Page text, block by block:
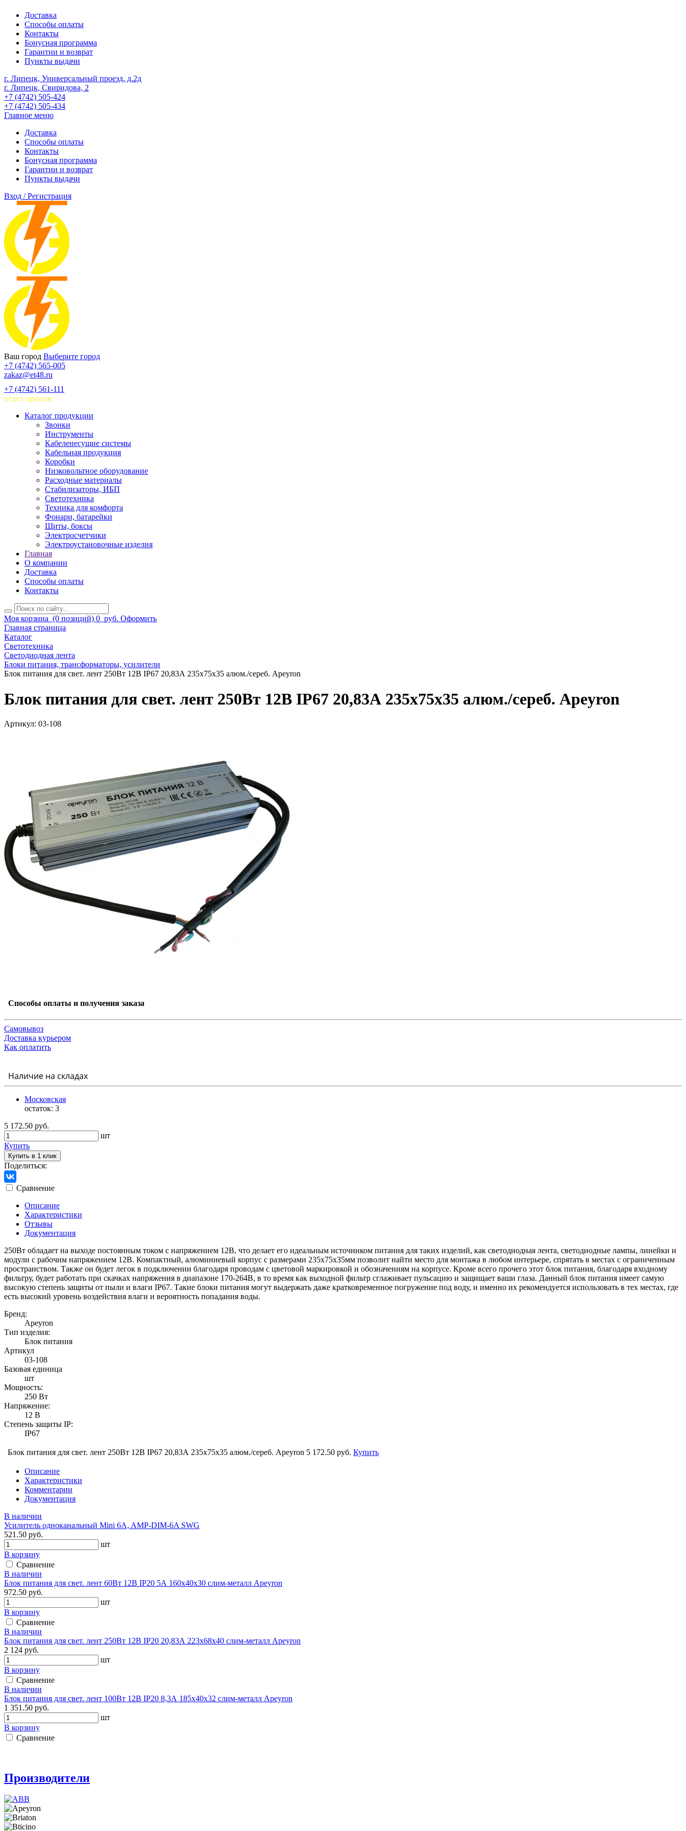
Доставка
Способы оплаты
Контакты
Бонусная программа
Гарантии и возврат
Пункты выдачи
г. Липецк, Универсальный проезд, д.2д
г. Липецк, Свиридова, 2
+7 (4742) 505-424
+7 (4742) 505-434
Главное меню
Доставка
Способы оплаты
Контакты
Бонусная программа
Гарантии и возврат
Пункты выдачи
Вход / Регистрация
Ваш город Выберите город
+7 (4742) 565-005
zakaz@et48.ru
+7 (4742) 561-111
отдел продаж
Каталог продукции
Звонки
Инструменты
Кабеленесущие системы
Кабельная продукция
Коробки
Низковольтное оборудование
Расходные материалы
Стабилизаторы, ИБП
Светотехника
Техника для комфорта
Фонари, батарейки
Щиты, боксы
Электросчетчики
Электроустановочные изделия
Главная
О компании
Доставка
Способы оплаты
Контакты
Моя корзина (0 позиций) 0 руб. Оформить
Главная страница
Каталог
Светотехника
Светодиодная лента
Блоки питания, трансформаторы, усилители
Блок питания для свет. лент 250Вт 12В IP67 20,83А 235х75х35 алюм./сереб. Apeyron
Блок питания для свет. лент 250Вт 12В IP67 20,83А 235х75х35 алюм./сереб. Apeyron
Артикул: 03-108
Способы оплаты и получения заказа
Самовывоз
Доставка курьером
Как оплатить
Наличие на складах
Московская
остаток: 3
5 172.50 руб.
шт
Купить
Купить в 1 клик
Поделиться:
Сравнение
Описание
Характеристики
Отзывы
Документация
250Вт обладает на выходе постоянным током с напряжением 12В, что делает его идеальным источником питания для таких изделий, как светодиодная лента, светодиодные лампы, линейки и
модули с рабочим напряжением 12В. Компактный, алюминиевый корпус с размерами 235х75х35мм позволит найти место для монтажа в любом интерьере, спрятать в местах с ограниченным
пространством. Также он будет легок в подключении благодаря проводам с цветовой маркировкой и обозначениям на корпусе. Кроме всего прочего этот блок питания, благодаря входному
фильтру, будет работать при скачках напряжения в диапазоне 170-264В, в то время как выходной фильтр сглаживает пульсацию и защищает ваши глаза. Данный блок питания имеет самую
высокую степень защиты от пыли и влаги IP67. Такие блоки питания могут выдержать даже кратковременное погружение под воду, и именно их рекомендуется использовать в тех местах, где
есть высокий уровень воздействия влаги и вероятность попадания воды.
Бренд:
Apeyron
Тип изделия:
Блок питания
Артикул
03-108
Базовая единица
шт
Мощность:
250 Вт
Напряжение:
12 В
Степень защиты IP:
IP67
Блок питания для свет. лент 250Вт 12В IP67 20,83А 235х75х35 алюм./сереб. Apeyron 5 172.50 руб. Купить
Описание
Характеристики
Комментарии
Документация
В наличии
Усилитель одноканальный Mini 6A, AMP-DIM-6A SWG
521.50 руб.
шт
В корзину
Сравнение
В наличии
Блок питания для свет. лент 60Вт 12В IP20 5А 160х40х30 слим-металл Apeyron
972.50 руб.
шт
В корзину
Сравнение
В наличии
Блок питания для свет. лент 250Вт 12В IP20 20,83А 223х68х40 слим-металл Apeyron
2 124 руб.
шт
В корзину
Сравнение
В наличии
Блок питания для свет. лент 100Вт 12В IP20 8,3А 185х40х32 слим-металл Apeyron
1 351.50 руб.
шт
В корзину
Сравнение
Производители